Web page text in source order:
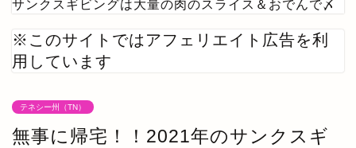
サンクスギビングは大量の肉のスライス＆おでんで〆
※このサイトではアフェリエイト広告を利
用しています
テネシー州（TN）
無事に帰宅！！2021年のサンクスギ